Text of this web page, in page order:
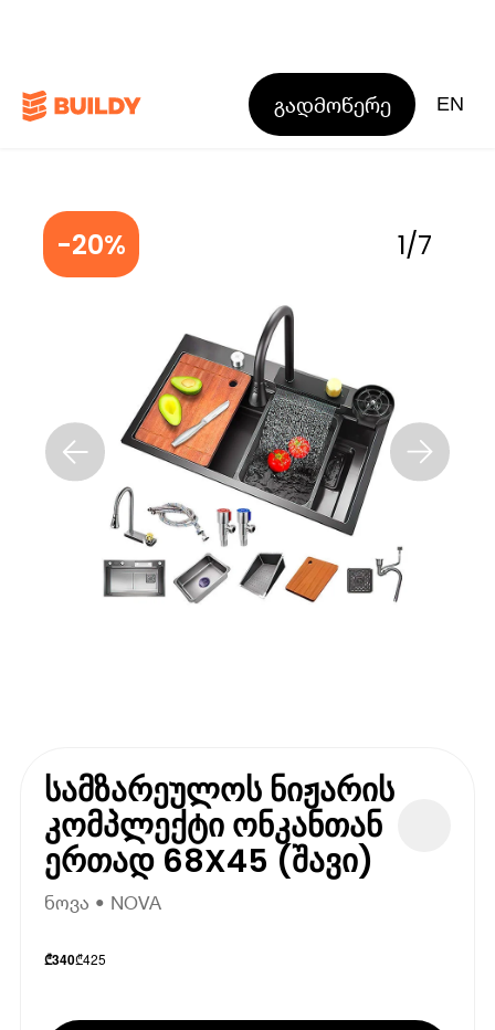
გადმოწერე EN
-20% 1/7
სამზარეულოს ნიჟარის
კომპლექტი ონკანთან
ერთად 68X45 (შავი)
ნოვა • NOVA
₾340₾425